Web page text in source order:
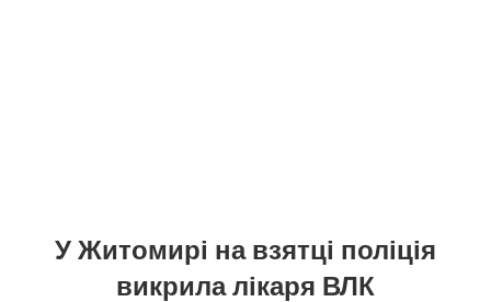
У Житомирі на взятці поліція
викрила лікаря ВЛК